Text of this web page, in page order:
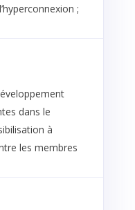
;
dans le
à
les membres